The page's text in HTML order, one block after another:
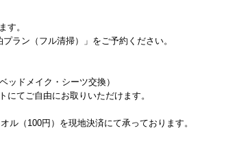
す。
ラン（フル清掃）」をご予約ください。
ッドメイク・シーツ交換）
にてご自由にお取りいただけます。
（100円）を現地決済にて承っております。